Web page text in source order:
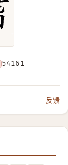
54161
反馈